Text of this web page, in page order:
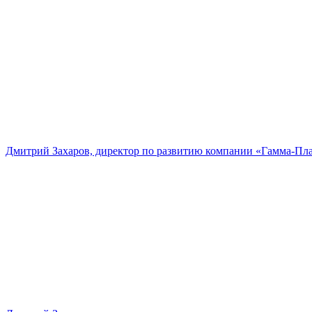
Дмитрий Захаров, директор по развитию компании «Гамма-